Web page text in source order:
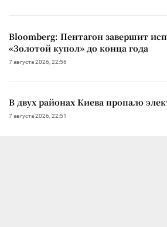
Bloomberg: Пентагон завершит
«Золотой купол» до конца года
7 августа 2026, 22:56
В двух районах Киева пропало
7 августа 2026, 22:51